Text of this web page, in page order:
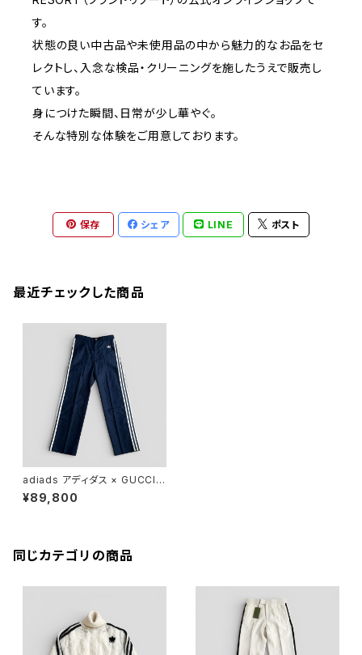
す。
状態の良い中古品や未使用品の中から魅力的なお品をセ
レクトし、入念な検品・クリーニングを施したうえで販売し
ています。
身につけた瞬間、日常が少し華やぐ。
そんな特別な体験をご用意しております。
保存 シェア LINE ポスト
最近チェックした商品
adiads アディダス × GUCCI
グッチ コットン ジャージー パン
ツ ネイビー 44 710399 ZAK
¥89,800
同じカテゴリの商品